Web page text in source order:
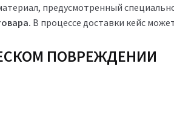
предусмотренный
В процессе доставки кейс
ПОВРЕЖДЕНИИ